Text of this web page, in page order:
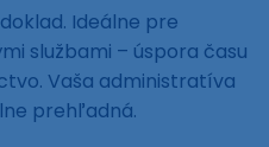
Ideálne pre
službami – úspora času
Vaša administratíva
prehľadná.